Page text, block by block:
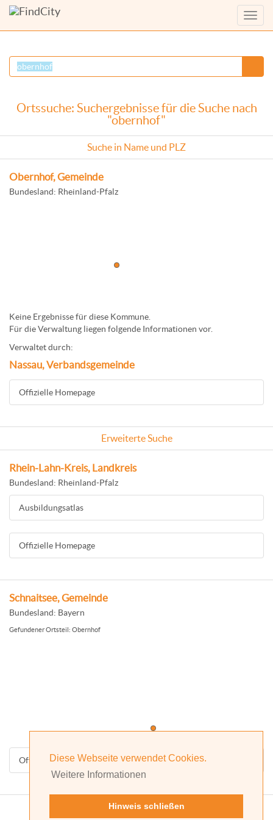
Diese Webseite verwendet Cookies.
Weitere Informationen
Hinweis schließen
Menü
Ortssuche: Suchergebnisse für die Suche nach
"obernhof"
Suche in Name und PLZ
Obernhof, Gemeinde
Bundesland: Rheinland-Pfalz
Keine Ergebnisse für diese Kommune.
Für die Verwaltung liegen folgende Informationen vor.
Verwaltet durch:
Nassau, Verbandsgemeinde
Offizielle Homepage
Erweiterte Suche
Rhein-Lahn-Kreis, Landkreis
Bundesland: Rheinland-Pfalz
Ausbildungsatlas
Offizielle Homepage
Schnaitsee, Gemeinde
Bundesland: Bayern
Gefundener Ortsteil: Obernhof
Offizielle Homepage